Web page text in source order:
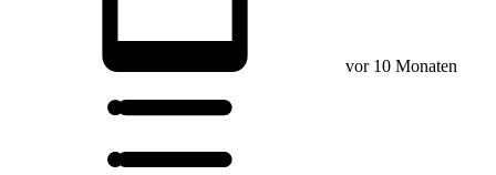
vor 10 Monaten